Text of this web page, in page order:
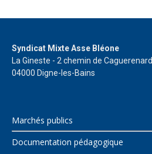
Syndicat Mixte Asse Bléone
La Gineste - 2 chemin de Caguerenard
04000 Digne-les-Bains
Marchés publics
Documentation pédagogique